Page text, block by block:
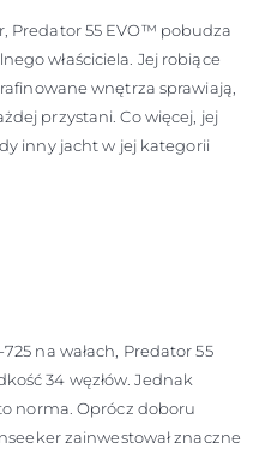
Predator 55 EVO™ pobudza
właściciela. Jej robiące
wnętrza sprawiają,
przystani. Co więcej, jej
inny jacht w jej kategorii
na wałach, Predator 55
34 węzłów. Jednak
norma. Oprócz doboru
zainwestował znaczne